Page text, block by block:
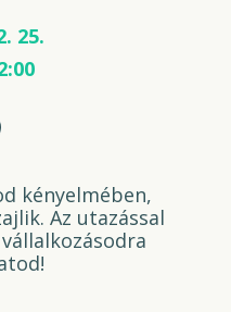
25.
kényelmében,
Az utazással